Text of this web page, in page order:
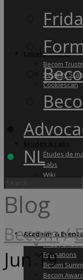
Label & audits
Becom
Security Scan
Cookiescan
Études de
Labs
Wiki
Academy & Events
Friday
Formations
Becom
Becom
NL
Blog
Becom/
Jun 19